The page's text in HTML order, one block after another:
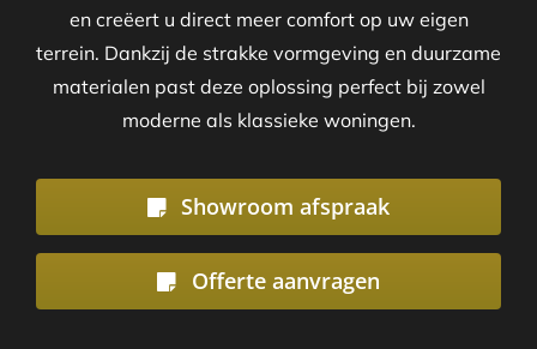
en creëert u direct meer comfort op uw eigen
terrein. Dankzij de strakke vormgeving en duurzame
materialen past deze oplossing perfect bij zowel
moderne als klassieke woningen.
Showroom afspraak
Offerte aanvragen